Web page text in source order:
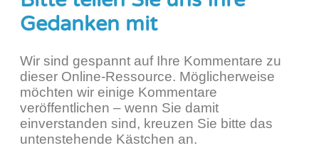
Gedanken mit
Wir sind gespannt auf Ihre Kommentare zu
dieser Online-Ressource. Möglicherweise
möchten wir einige Kommentare
veröffentlichen – wenn Sie damit
einverstanden sind, kreuzen Sie bitte das
untenstehende Kästchen an.